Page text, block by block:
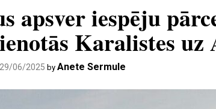
apsver iespēju
Karalistes uz
29/06/2025 by Anete Sermule